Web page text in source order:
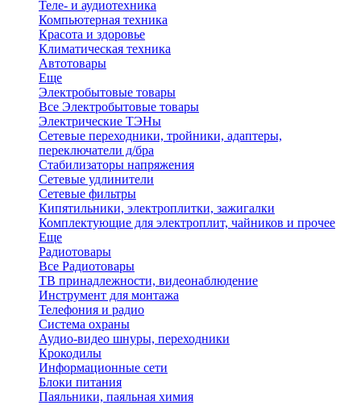
Теле- и аудиотехника
Компьютерная техника
Красота и здоровье
Климатическая техника
Автотовары
Еще
Электробытовые товары
Все Электробытовые товары
Электрические ТЭНы
Сетевые переходники, тройники, адаптеры,
переключатели д/бра
Стабилизаторы напряжения
Сетевые удлинители
Сетевые фильтры
Кипятильники, электроплитки, зажигалки
Комплектующие для электроплит, чайников и прочее
Еще
Радиотовары
Все Радиотовары
ТВ принадлежности, видеонаблюдение
Инструмент для монтажа
Телефония и радио
Система охраны
Аудио-видео шнуры, переходники
Крокодилы
Информационные сети
Блоки питания
Паяльники, паяльная химия